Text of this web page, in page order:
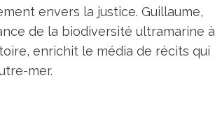
envers la justice. Guillaume,
de la biodiversité ultramarine à
enrichit le média de récits qui
mer.